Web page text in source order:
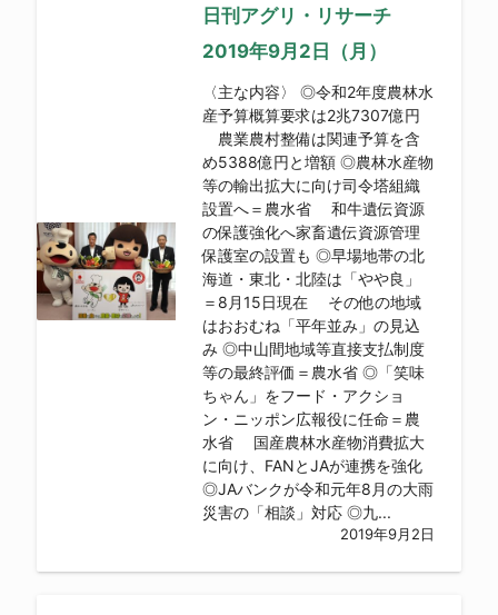
日刊アグリ・リサーチ
2019年9月2日（月）
〈主な内容〉 ◎令和2年度農林水
産予算概算要求は2兆7307億円
農業農村整備は関連予算を含
め5388億円と増額 ◎農林水産物
等の輸出拡大に向け司令塔組織
設置へ＝農水省 和牛遺伝資源
の保護強化へ家畜遺伝資源管理
保護室の設置も ◎早場地帯の北
海道・東北・北陸は「やや良」
＝8月15日現在 その他の地域
はおおむね「平年並み」の見込
み ◎中山間地域等直接支払制度
等の最終評価＝農水省 ◎「笑味
ちゃん」をフード・アクショ
ン・ニッポン広報役に任命＝農
水省 国産農林水産物消費拡大
に向け、FANとJAが連携を強化
◎JAバンクが令和元年8月の大雨
災害の「相談」対応 ◎九...
2019年9月2日